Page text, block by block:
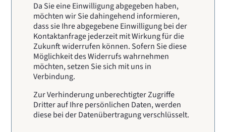
Da Sie eine Einwilligung abgegeben haben,
möchten wir Sie dahingehend informieren,
dass sie Ihre abgegebene Einwilligung bei der
Kontaktanfrage jederzeit mit Wirkung für die
Zukunft widerrufen können. Sofern Sie diese
Möglichkeit des Widerrufs wahrnehmen
möchten, setzen Sie sich mit uns in
Verbindung.
Zur Verhinderung unberechtigter Zugriffe
Dritter auf Ihre persönlichen Daten, werden
diese bei der Datenübertragung verschlüsselt.